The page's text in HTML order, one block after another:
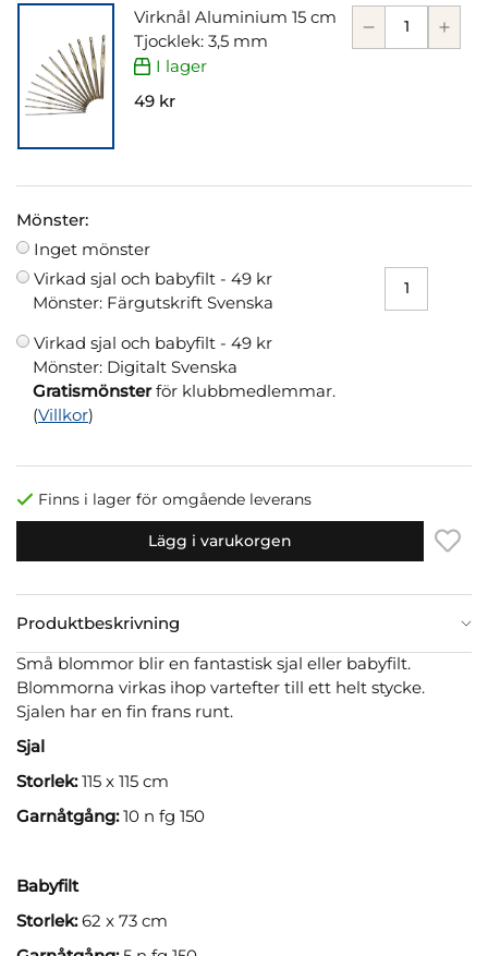
Virknål Aluminium 15 cm
Tjocklek: 3,5 mm
I lager
49 kr
Mönster:
Inget mönster
Virkad sjal och babyfilt - 49 kr
Mönster: Färgutskrift Svenska
Virkad sjal och babyfilt - 49 kr
Mönster: Digitalt Svenska
Gratismönsterför klubbmedlemmar.
(Villkor)
Finns i lager för omgående leverans
Lägg i varukorgen
Produktbeskrivning
Små blommor blir en fantastisk sjal eller babyfilt.
Blommorna virkas ihop vartefter till ett helt stycke.
Sjalen har en fin frans runt.
Sjal
Storlek:115 x 115 cm
Garnåtgång:10 n fg 150
Babyfilt
Storlek:62 x 73 cm